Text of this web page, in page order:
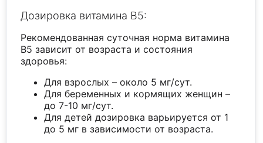
Дозировка витамина B5:
Рекомендованная суточная норма витамина
B5 зависит от возраста и состояния
здоровья:
Для взрослых – около 5 мг/сут.
Для беременных и кормящих женщин –
до 7-10 мг/сут.
Для детей дозировка варьируется от 1
до 5 мг в зависимости от возраста.